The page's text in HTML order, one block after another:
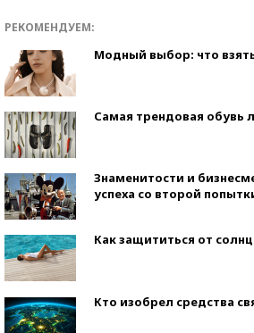
РЕКОМЕНДУЕМ:
Модный выбор: что
Самая трендовая обувь
Знаменитости и
успеха со второй
Как защититься от
Кто изобрел средства